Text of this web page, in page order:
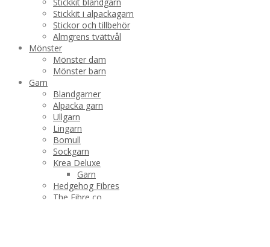
Stickkit i alpackagarn
Stickor och tillbehör
Almgrens tvättvål
Mönster
Mönster dam
Mönster barn
Garn
Blandgarner
Alpacka garn
Ullgarn
Lingarn
Bomull
Sockgarn
Krea Deluxe
Garn
Hedgehog Fibres
The Fibre co